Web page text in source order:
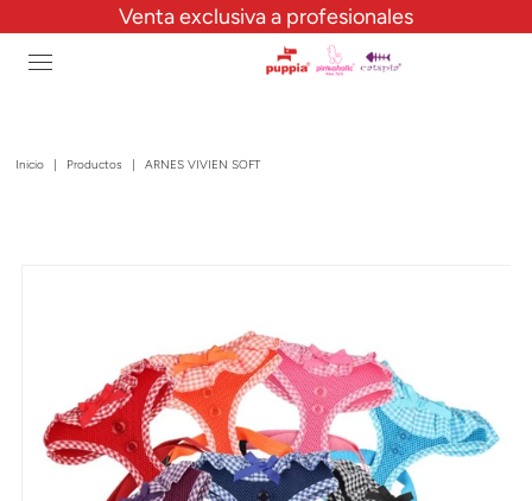
Venta exclusiva a profesionales
Inicio | Productos | ARNES VIVIEN SOFT